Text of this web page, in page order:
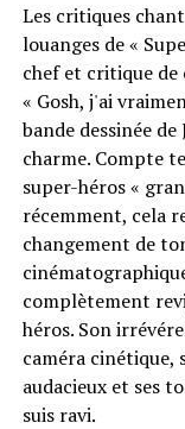
Les critiques
louanges de «
chef et critique de
« Gosh, j'ai
bande dessinée
charme. Compte
super-héros «
récemment, cela
changement de
complètement
héros. Son
caméra cinétique,
audacieux et ses
suis ravi.